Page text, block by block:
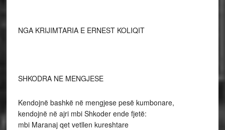
NGA KRIJIMTARIA E ERNEST KOLIQIT
SHKODRA NE MENGJESE
Kendojnë bashkë në mengjese pesë kumbonare,
kendojnë në ajri mbi Shkoder ende fjetë:
mbi Maranaj qet vetllen kureshtare